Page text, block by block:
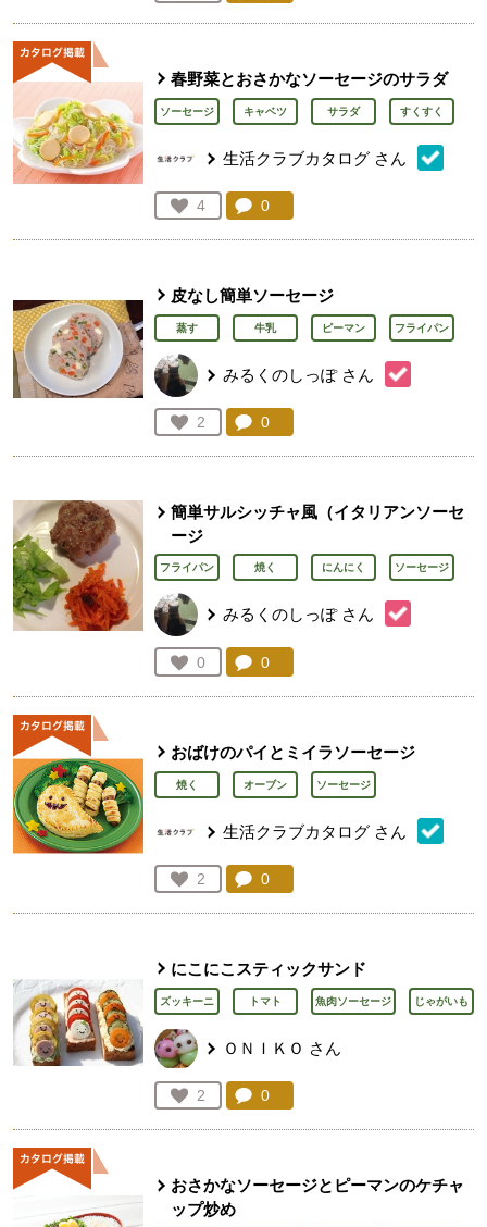
人が登録
春野菜とおさかなソーセージのサラダ
ソーセージ キャベツ サラダ すくすく
生活クラブカタログ さん
お気に入り登録：
4
人が登録
コメント：
0
皮なし簡単ソーセージ
蒸す 牛乳 ピーマン フライパン
みるくのしっぽ さん
お気に入り登録：
2
人が登録
コメント：
0
簡単サルシッチャ風（イタリアンソーセ
ージ
フライパン 焼く にんにく ソーセージ
みるくのしっぽ さん
お気に入り登録：
0
人が登録
コメント：
0
おばけのパイとミイラソーセージ
焼く オーブン ソーセージ
生活クラブカタログ さん
お気に入り登録：
2
人が登録
コメント：
0
にこにこスティックサンド
ズッキーニ トマト 魚肉ソーセージ じゃがいも
ＯＮＩＫＯ さん
お気に入り登録：
2
人が登録
コメント：
0
おさかなソーセージとピーマンのケチャ
ップ炒め